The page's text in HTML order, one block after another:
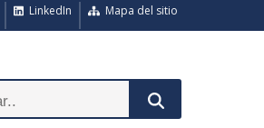
Mapa del sitio
LinkedIn